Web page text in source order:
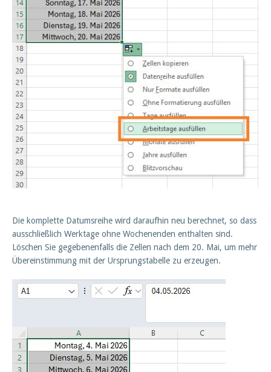
Die komplette Datumsreihe wird daraufhin neu berechnet, so dass
ausschließlich Werktage ohne Wochenenden enthalten sind.
Löschen Sie gegebenenfalls die Zellen nach dem 20. Mai, um mehr
Übereinstimmung mit der Ursprungstabelle zu erzeugen.